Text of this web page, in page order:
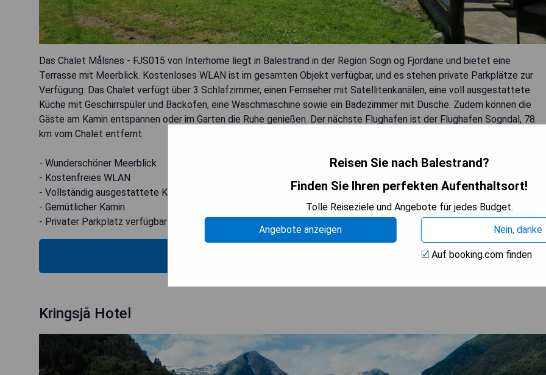
Das Chalet Målsnes - FJS015 von Interhome liegt in Balestrand in der Region Sogn og Fjordane und bietet eine
Terrasse mit Meerblick. Kostenloses WLAN ist im gesamten Objekt verfügbar, und es stehen private Parkplätze zur
Verfügung. Das Chalet verfügt über 3 Schlafzimmer, einen Fernseher mit Satellitenkanälen, eine voll ausgestattete
Küche mit Geschirrspüler und Backofen, eine Waschmaschine sowie ein Badezimmer mit Dusche. Zudem können die
Gäste am Kamin entspannen oder im Garten die Ruhe genießen. Der nächste Flughafen ist der Flughafen Sogndal, 78
km vom Chalet entfernt.
- Wunderschöner Meerblick
- Kostenfreies WLAN
- Vollständig ausgestattete Küche
- Gemütlicher Kamin
- Privater Parkplatz verfügbar
Kringsjå Hotel
Reisen Sie nach Balestrand?
Finden Sie Ihren perfekten Aufenthaltsort!
Tolle Reiseziele und Angebote für jedes Budget.
Angebote anzeigen
Nein, danke
Auf booking.com finden